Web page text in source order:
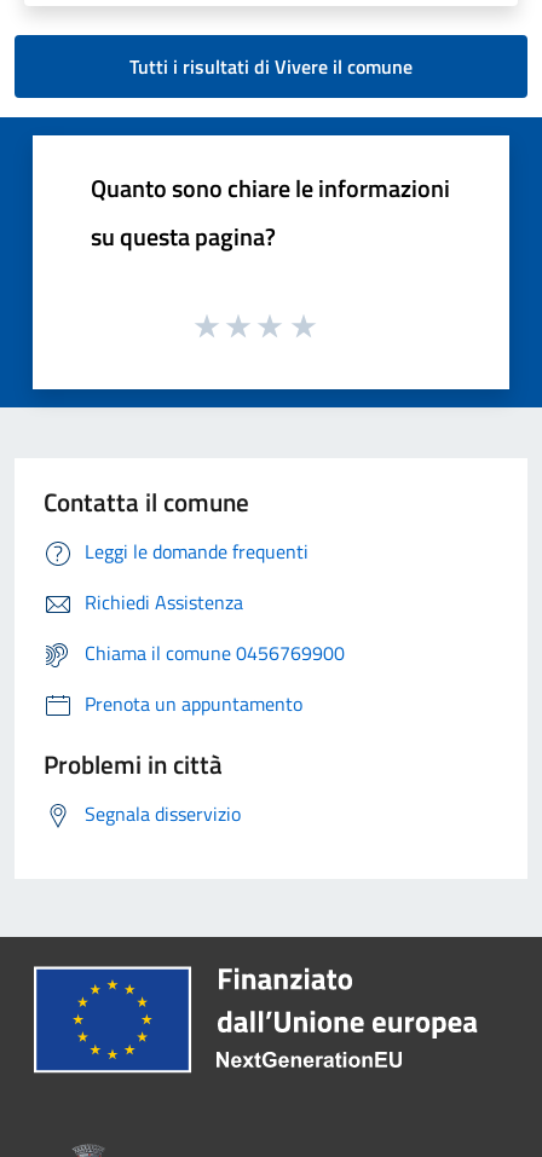
Tutti i risultati di Vivere il comune
Quanto sono chiare le informazioni
su questa pagina?
Contatta il comune
Leggi le domande frequenti
Richiedi Assistenza
Chiama il comune 0456769900
Prenota un appuntamento
Problemi in città
Segnala disservizio